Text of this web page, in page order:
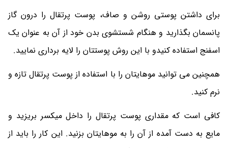
برای داشتن پوستی روشن و صاف، پوست پرتقال را درون گاز
پانسمان بگذارید و هنگام شستشوی بدن خود از آن به عنوان یک
اسفنج استفاده کنیدو با این روش پوستتان را لایه برداری نمایید.
همچنین می توانید موهایتان را با استفاده از پوست پرتقال تازه و
نرم کنید.
کافی است که مقداری پوست پرتقال را داخل میکسر بریزید و
مایع به دست آمده از آن را به موهایتان بزنید. این کار را باید از